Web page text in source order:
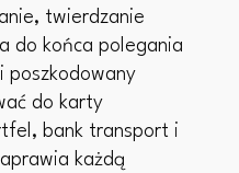
twierdzanie
do końca polegania
poszkodowany
do karty
bank transport i
każdą